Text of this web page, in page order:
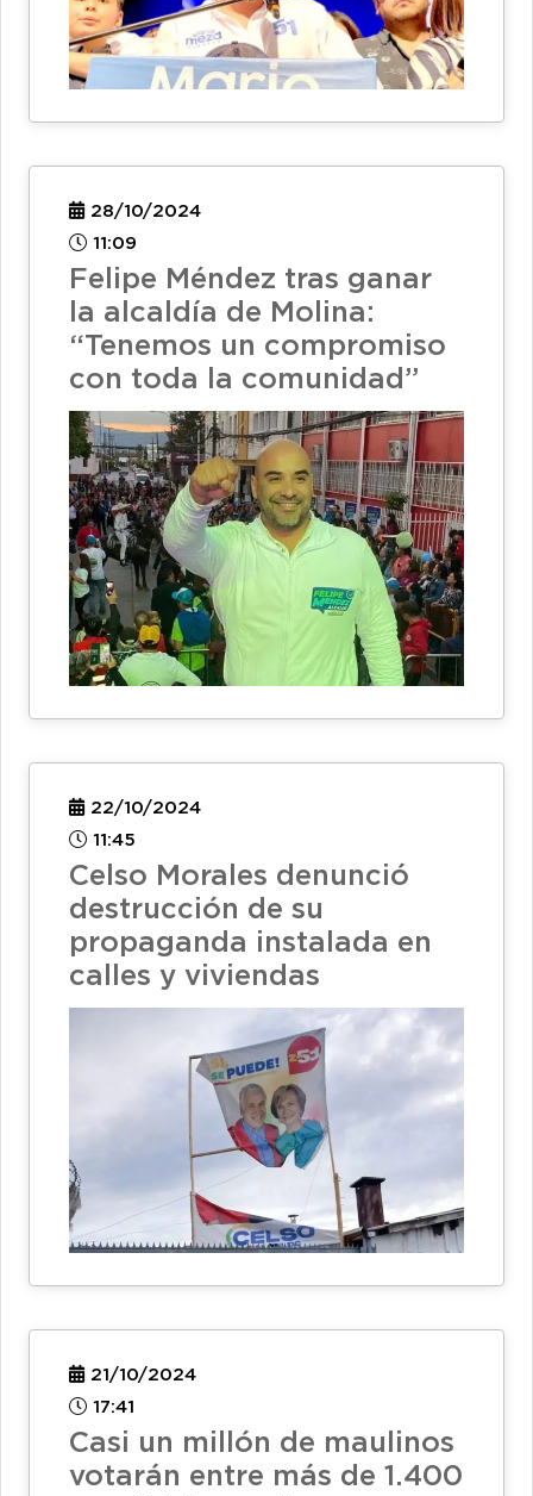
28/10/2024
11:09
Felipe Méndez tras ganar
la alcaldía de Molina:
“Tenemos un compromiso
con toda la comunidad”
22/10/2024
11:45
Celso Morales denunció
destrucción de su
propaganda instalada en
calles y viviendas
21/10/2024
17:41
Casi un millón de maulinos
votarán entre más de 1.400